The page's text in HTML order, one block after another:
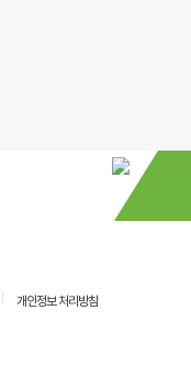
개인정보 처리방침